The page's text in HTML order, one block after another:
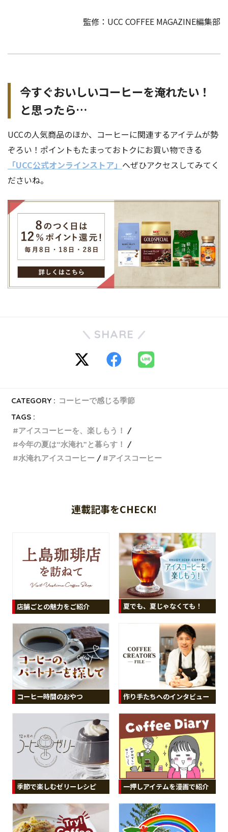
監修：UCC COFFEE MAGAZINE編集部
今すぐおいしいコーヒーを淹れたい！
と思ったら…
UCCの人気商品のほか、コーヒーに関連するアイテムが勢
ぞろい！ポイントもたまっておトクにお買い物できる
「UCC公式オンラインストア」 へぜひアクセスしてみてく
ださいね。
SHARE
CATEGORY : コーヒーで感じる季節
TAGS :
アイスコーヒーを、楽しもう！
今年の夏は“水淹れ”と暮らす！
水淹れアイスコーヒー
アイスコーヒー
連載記事をCHECK!
店舗ごとの魅力をご紹介 夏でも、夏じゃなくても！
コーヒー時間のおやつ 作り手たちへのインタビュー
季節で楽しむゼリーレシピ 一押しアイテムを漫画で紹介